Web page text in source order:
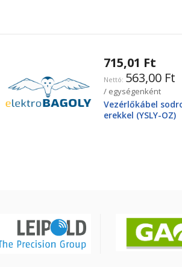
715,01 Ft
563,00 Ft
/ egységenként
Vezérlőkábel
erekkel (YSLY-OZ)